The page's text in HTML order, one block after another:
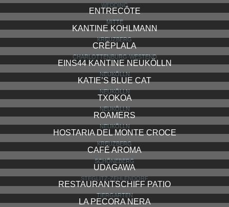
WEDDING
ENTRECÔTE
MITTE
KANTINE KOHLMANN
KREUZBERG
CRÊPLALA
CHARLOTTENBURG-WESTEND
EINS44 KANTINE NEUKÖLLN
NEUKÖLLN
KATIE’S BLUE CAT
NEUKÖLLN
TXOKOA
NEUKÖLLN
ROAMERS
NEUKÖLLN
HOSTARIA DEL MONTE CROCE
KREUZBERG
CAFÉ AROMA
SCHÖNEBERG
UDAGAWA
STEGLITZ-ZEHLENDORF
RESTAURANTSCHIFF PATIO
TIERGARTEN
LA PECORA NERA